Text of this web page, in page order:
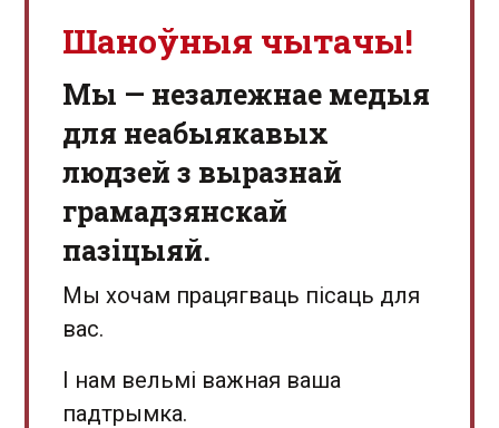
Шаноўныя чытачы!
Мы — незалежнае медыя
для неабыякавых
людзей з выразнай
грамадзянскай
пазіцыяй.
Мы хочам працягваць пісаць для
вас.
І нам вельмі важная ваша
падтрымка.